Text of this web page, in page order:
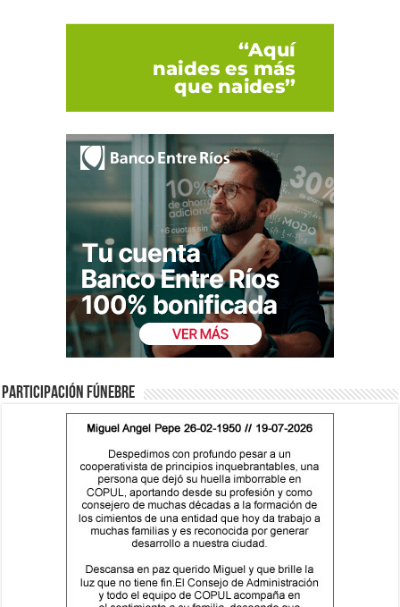
Participación fúnebre